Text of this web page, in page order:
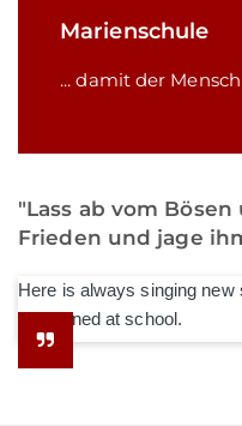
Marienschule
... damit der
"Lass ab vom
Frieden und jage
Here is always singing
he learned at school.